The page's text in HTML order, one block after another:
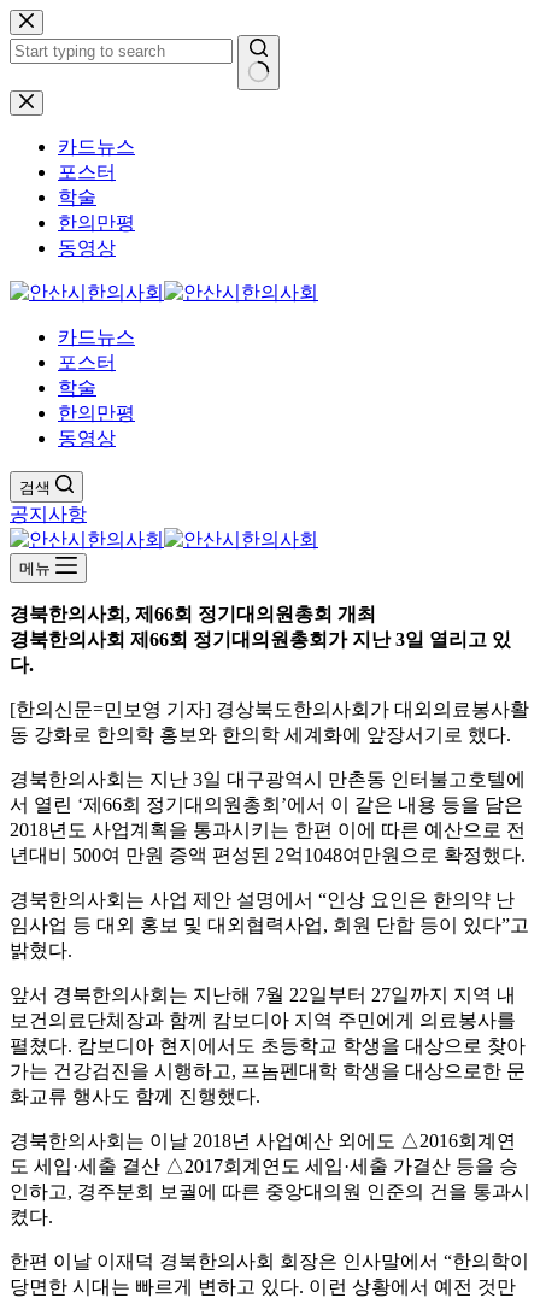
본
문
으
로
건
결
카드뉴스
포스터
학술
한의만평
동영상
카드뉴스
포스터
학술
한의만평
동영상
검색
공지사항
메뉴
경북한의사회, 제66회 정기대의원총회 개최
경북한의사회 제66회 정기대의원총회가 지난 3일 열리고 있
다.
[한의신문=민보영 기자] 경상북도한의사회가 대외의료봉사활
동 강화로 한의학 홍보와 한의학 세계화에 앞장서기로 했다.
경북한의사회는 지난 3일 대구광역시 만촌동 인터불고호텔에
서 열린 ‘제66회 정기대의원총회’에서 이 같은 내용 등을 담은
2018년도 사업계획을 통과시키는 한편 이에 따른 예산으로 전
년대비 500여 만원 증액 편성된 2억1048여만원으로 확정했다.
경북한의사회는 사업 제안 설명에서 “인상 요인은 한의약 난
임사업 등 대외 홍보 및 대외협력사업, 회원 단합 등이 있다”고
밝혔다.
앞서 경북한의사회는 지난해 7월 22일부터 27일까지 지역 내
보건의료단체장과 함께 캄보디아 지역 주민에게 의료봉사를
펼쳤다. 캄보디아 현지에서도 초등학교 학생을 대상으로 찾아
가는 건강검진을 시행하고, 프놈펜대학 학생을 대상으로한 문
화교류 행사도 함께 진행했다.
경북한의사회는 이날 2018년 사업예산 외에도 △2016회계연
도 세입·세출 결산 △2017회계연도 세입·세출 가결산 등을 승
인하고, 경주분회 보궐에 따른 중앙대의원 인준의 건을 통과시
켰다.
한편 이날 이재덕 경북한의사회 회장은 인사말에서 “한의학이
당면한 시대는 빠르게 변하고 있다. 이런 상황에서 예전 것만